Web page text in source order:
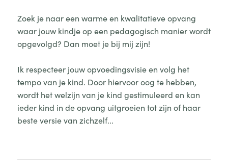
Zoek je naar een warme en kwalitatieve opvang
waar jouw kindje op een pedagogisch manier wordt
opgevolgd? Dan moet je bij mij zijn!
Ik respecteer jouw opvoedingsvisie en volg het
tempo van je kind. Door hiervoor oog te hebben,
wordt het welzijn van je kind gestimuleerd en kan
ieder kind in de opvang uitgroeien tot zijn of haar
beste versie van zichzelf...